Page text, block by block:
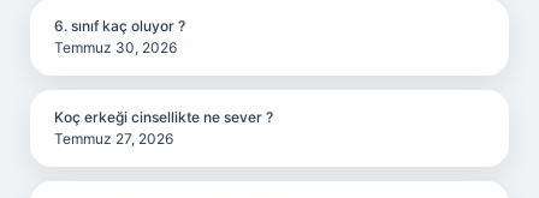
6. sınıf kaç oluyor ?
Temmuz 30, 2026
Koç erkeği cinsellikte ne sever ?
Temmuz 27, 2026